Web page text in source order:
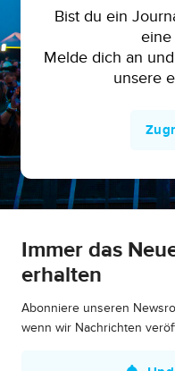
Bist du ein
eine
Melde dich an
unsere
Immer das
erhalten
Abonniere unseren
wenn wir Nachrichten